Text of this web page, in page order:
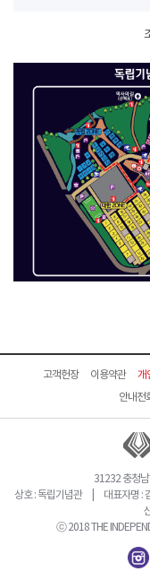
고객헌장 이용약관 개
안내전
31232 충청
상호 : 독립기념관 | 대표자명
ⓒ 2018 THE